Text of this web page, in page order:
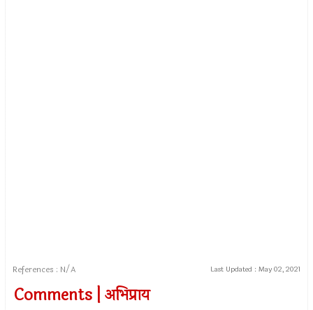
References : N/A Last Updated : May 02, 2021
Comments | अभिप्राय